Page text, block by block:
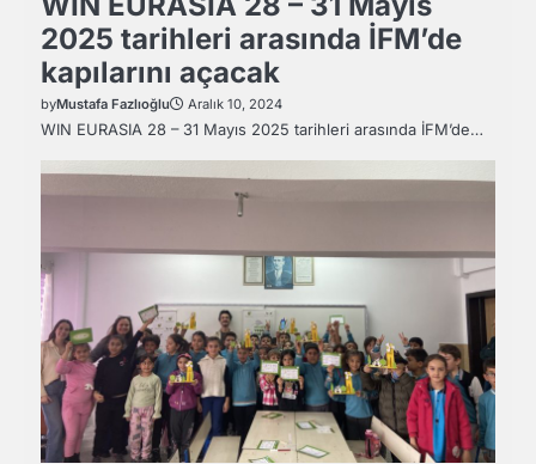
2025 tarihleri arasında İFM’de
kapılarını açacak
byMustafa Fazlıoğlu Aralık 10, 2024
WIN EURASIA 28 – 31 Mayıs 2025 tarihleri arasında İFM’de…